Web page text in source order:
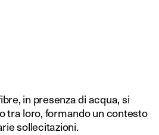
in presenza di acqua, si
tra loro, formando un contesto
sollecitazioni.